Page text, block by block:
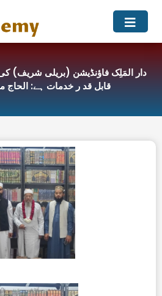
دار المَلِک فاؤنڈیشن (بریلی شریف)
قابل قد ر خدمات ہے: الحاج